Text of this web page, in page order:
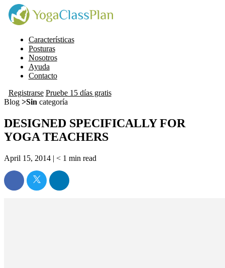
Características
Posturas
Nosotros
Ayuda
Contacto
Registrarse Pruebe 15 días gratis
Blog >Sin categoría
DESIGNED SPECIFICALLY FOR
YOGA TEACHERS
April 15, 2014 | < 1 min read